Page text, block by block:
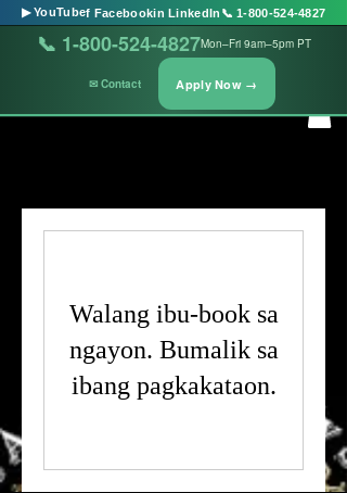
Washington
State
Management
&
Walang ibu-book sa
ngayon. Bumalik sa
ibang pagkakataon.
▶ YouTubef Facebookin LinkedIn 📞 1-800-524-4827
📞 1-800-524-4827Mon–Fri 9am–5pm PT
✉ Contact Apply Now →